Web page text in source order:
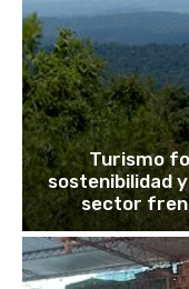
Turismo
sostenibilidad
sector